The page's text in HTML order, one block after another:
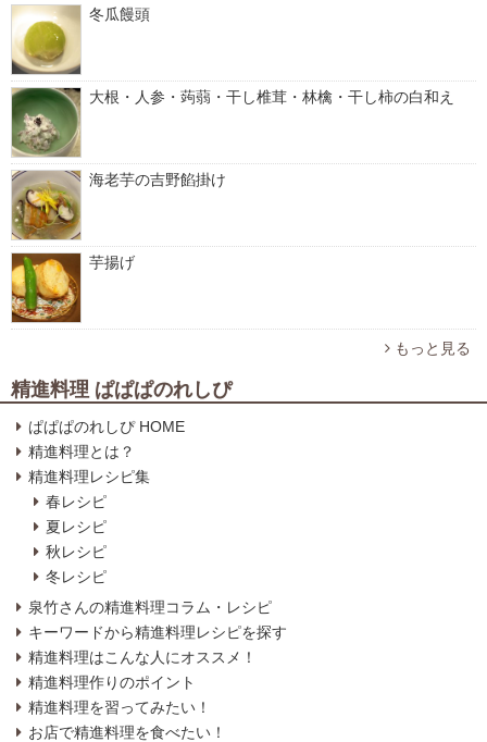
冬瓜饅頭
大根・人参・蒟蒻・干し椎茸・林檎・干し柿の白和え
海老芋の吉野餡掛け
芋揚げ
もっと見る
精進料理 ぱぱぱのれしぴ
ぱぱぱのれしぴ HOME
精進料理とは？
精進料理レシピ集
春レシピ
夏レシピ
秋レシピ
冬レシピ
泉竹さんの精進料理コラム・レシピ
キーワードから精進料理レシピを探す
精進料理はこんな人にオススメ！
精進料理作りのポイント
精進料理を習ってみたい！
お店で精進料理を食べたい！